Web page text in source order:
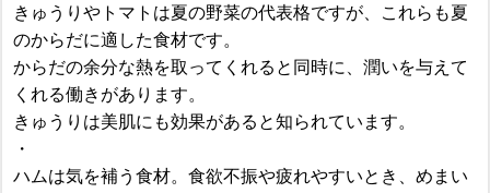
きゅうりやトマトは夏の野菜の代表格ですが、これらも夏
のからだに適した食材です。
からだの余分な熱を取ってくれると同時に、潤いを与えて
くれる働きがあります。
きゅうりは美肌にも効果があると知られています。
・
ハムは気を補う食材。食欲不振や疲れやすいとき、めまい